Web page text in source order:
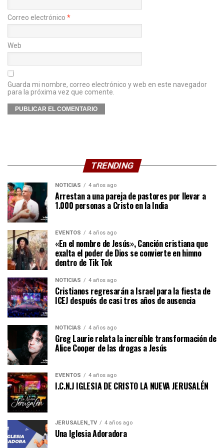
Correo electrónico *
Web
Guarda mi nombre, correo electrónico y web en este navegador
para la próxima vez que comente.
TRENDING
NOTICIAS 4 años ago
Arrestan a una pareja de pastores por llevar a
1.000 personas a Cristo en la India
EVENTOS 4 años ago
«En el nombre de Jesús», Canción cristiana que
exalta el poder de Dios se convierte en himno
dentro de Tik Tok
NOTICIAS 4 años ago
Cristianos regresarán a Israel para la fiesta de
ICEJ después de casi tres años de ausencia
NOTICIAS 4 años ago
Greg Laurie relata la increíble transformación de
Alice Cooper de las drogas a Jesús
EVENTOS 4 años ago
I.C.N.J IGLESIA DE CRISTO LA NUEVA JERUSALÉN
JERUSALEN_TV 4 años ago
Una Iglesia Adoradora